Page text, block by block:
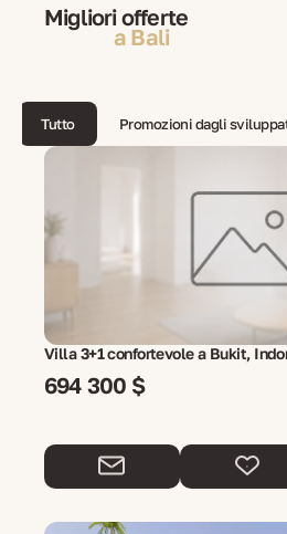
Migliori offerte
a Bali
Tutto Promozioni dagli
Villa 3+1 confortevole a Bukit,
694 300 $